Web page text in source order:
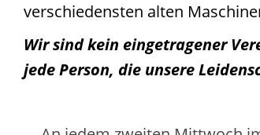
verschiedensten alten
Wir sind kein eingetragener
jede Person, die unsere